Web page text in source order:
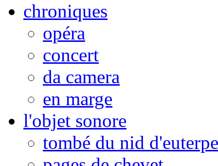
chroniques
opéra
concert
da camera
en marge
l'objet sonore
tombé du nid d'euterpe